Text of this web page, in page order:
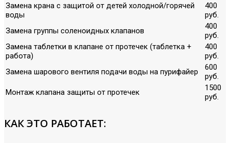
Замена крана с защитой от детей холодной/горячей
воды
400
руб.
Замена группы соленоидных клапанов
400
руб.
Замена таблетки в клапане от протечек (таблетка +
работа)
400
руб.
Замена шарового вентиля подачи воды на пурифайер
600
руб.
Монтаж клапана защиты от протечек
1500
руб.
КАК ЭТО РАБОТАЕТ: